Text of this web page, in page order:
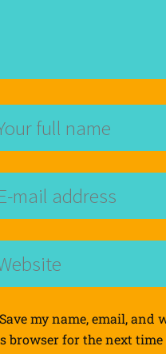
Save my name, email, and
browser for the next time